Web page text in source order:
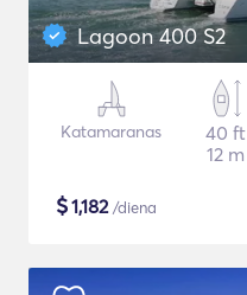
Lagoon 400 S2
Katamaranas
40 ft
12 m
$1,182/diena